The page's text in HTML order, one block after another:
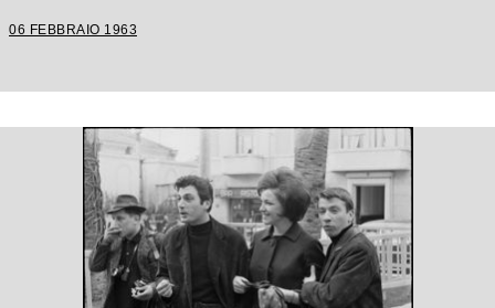
06 FEBBRAIO 1963